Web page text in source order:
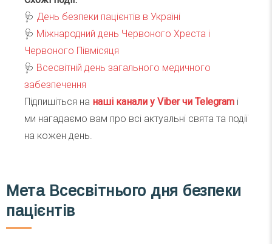
🩺 День безпеки пацієнтів в Україні
🩺 Міжнародний день Червоного Хреста і
Червоного Півмісяця
🩺 Всесвітній день загального медичного
забезпечення
Підпишіться на наші канали у Viber чи Telegram і
ми нагадаємо вам про всі актуальні свята та події
на кожен день.
Мета Всесвітнього дня безпеки
пацієнтів